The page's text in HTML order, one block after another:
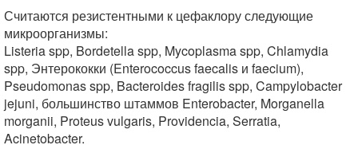
Считаются резистентными к цефаклору следующие
микроорганизмы:
Listeria spp, Bordetella spp, Mycoplasma spp, Chlamydia
spp, Энтерококки (Enterococcus faecalis и faecium),
Pseudomonas spp, Bacteroides fragilis spp, Campylobacter
jejuni, большинство штаммов Enterobacter, Morganella
morganii, Proteus vulgaris, Providencia, Serratia,
Acinetobacter.